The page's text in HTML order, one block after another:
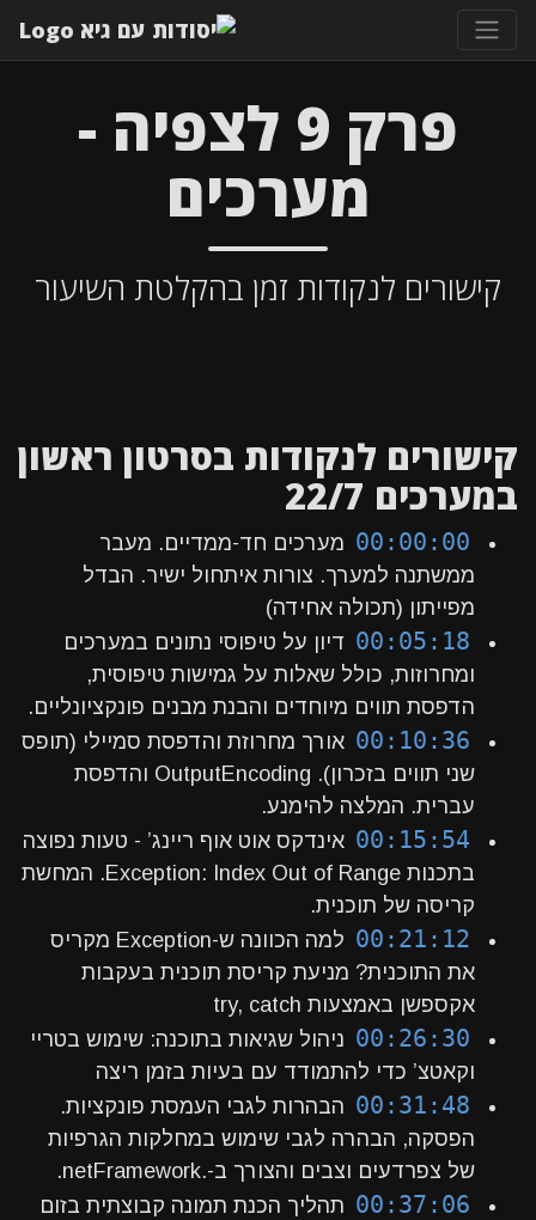
פרק 9 לצפיה -
מערכים
קישורים לנקודות זמן בהקלטת השיעור
קישורים לנקודות בסרטון ראשון
במערכים 22/7
00:00:00 מערכים חד-ממדיים. מעבר
ממשתנה למערך. צורות איתחול ישיר. הבדל
מפייתון (תכולה אחידה)
00:05:18 דיון על טיפוסי נתונים במערכים
ומחרוזות, כולל שאלות על גמישות טיפוסית,
הדפסת תווים מיוחדים והבנת מבנים פונקציונליים.
00:10:36 אורך מחרוזת והדפסת סמיילי (תופס
שני תווים בזכרון). OutputEncoding והדפסת
עברית. המלצה להימנע.
00:15:54 אינדקס אוט אוף ריינג’ - טעות נפוצה
בתכנות Exception: Index Out of Range. המחשת
קריסה של תוכנית.
00:21:12
למה הכוונה ש-Exception מקריס
את התוכנית? מניעת קריסת תוכנית בעקבות
אקספשן באמצעות try, catch
00:26:30 ניהול שגיאות בתוכנה: שימוש בטריי
וקאטצ’ כדי להתמודד עם בעיות בזמן ריצה
00:31:48 הבהרות לגבי העמסת פונקציות.
הפסקה, הבהרה לגבי שימוש במחלקות הגרפיות
של צפרדעים וצבים והצורך ב-.netFramework.
00:37:06 תהליך הכנת תמונה קבוצתית בזום